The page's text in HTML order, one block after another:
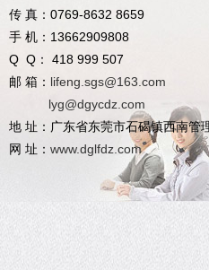
传 真：0769-8632 8659
手 机：13662909808
Q Q： 418 999 507
邮 箱： lifeng.sgs@163.com
lyg@dgycdz.com
地 址：广东省东莞市石碣镇西南管
网 址： www.dglfdz.com